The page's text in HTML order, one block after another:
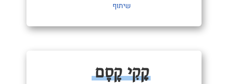
שיתוף
קָקִי קֶסֶם